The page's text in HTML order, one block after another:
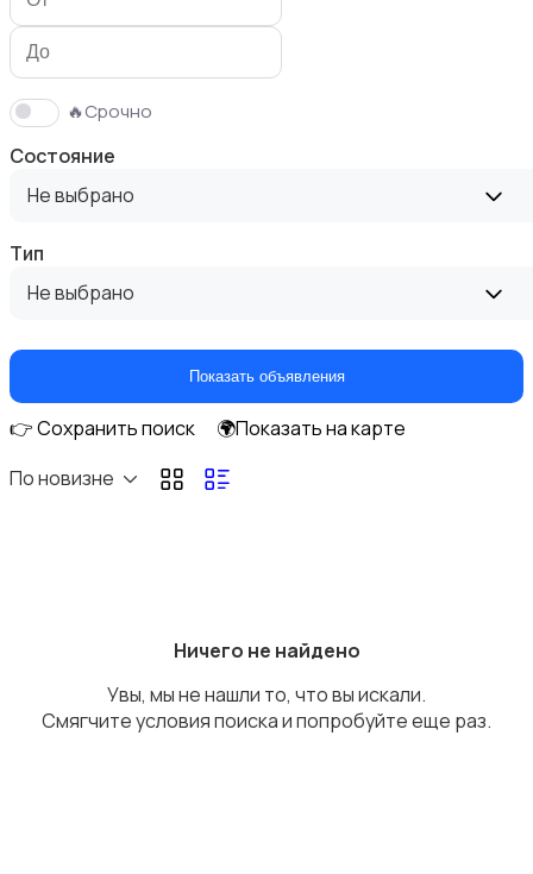
Умные часы и браслеты
Рации и спутниковые телефоны
🔥Срочно
Состояние
Не выбрано
Тип
Не выбрано
Показать объявления
👉 Сохранить поиск
🌍Показать на карте
По новизне
Ничего не найдено
Увы, мы не нашли то, что вы искали.
Смягчите условия поиска и попробуйте еще раз.